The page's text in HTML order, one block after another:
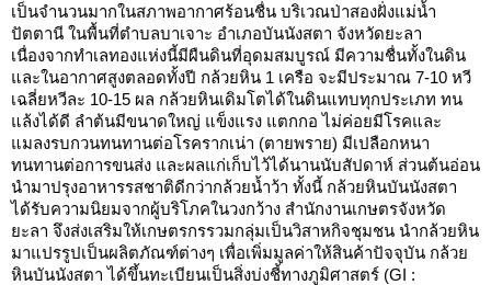
เป็นจำนวนมากในสภาพอากาศร้อนชื่น บริเวณป่าสองฝั่งแม่น้ำ
ปัตตานี ในพื้นที่ตำบลบาเจาะ อำเภอบันนังสตา จังหวัดยะลา
เนื่องจากทำเลทองแห่งนี้มีผืนดินที่อุดมสมบูรณ์ มีความชื่นทั้งในดิน
และในอากาศสูงตลอดทั้งปี กล้วยหิน 1 เครือ จะมีประมาณ 7-10 หวี
เฉลี่ยหวีละ 10-15 ผล กล้วยหินเดิมโตได้ในดินแทบทุกประเภท ทน
แล้งได้ดี ลำต้นมีขนาดใหญ่ แข็งแรง แตกกอ ไม่ค่อยมีโรคและ
แมลงรบกวนทนทานต่อโรครากเน่า (ตายพราย) มีเปลือกหนา
ทนทานต่อการขนส่ง และผลแก่เก็บไว้ได้นานนับสัปดาห์ ส่วนต้นอ่อน
นำมาปรุงอาหารรสชาติดีกว่ากล้วยน้ำว้า ทั้งนี้ กล้วยหินบันนังสตา
ได้รับความนิยมจากผู้บริโภคในวงกว้าง สำนักงานเกษตรจังหวัด
ยะลา จึงส่งเสริมให้เกษตรกรรวมกลุ่มเป็นวิสาหกิจชุมชน นำกล้วยหิน
มาแปรรูปเป็นผลิตภัณฑ์ต่างๆ เพื่อเพิ่มมูลค่าให้สินค้าปัจจุบัน กล้วย
หินบันนังสตา ได้ขึ้นทะเบียนเป็นสิ่งบ่งชี้ทางภูมิศาสตร์ (GI :